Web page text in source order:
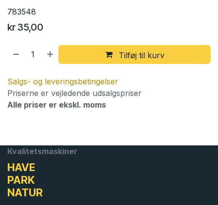
783548
kr35,00
Tilføj til kurv
Salgs- og leveringsbetingelser
Priserne er vejledende udsalgspriser
Alle priser er ekskl. moms
Kvalitetsmaskiner
HAVE
PARK
NATUR